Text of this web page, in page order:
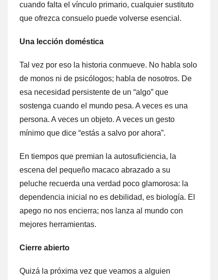
cuando falta el vínculo primario, cualquier sustituto
que ofrezca consuelo puede volverse esencial.
Una lección doméstica
Tal vez por eso la historia conmueve. No habla solo
de monos ni de psicólogos; habla de nosotros. De
esa necesidad persistente de un “algo” que
sostenga cuando el mundo pesa. A veces es una
persona. A veces un objeto. A veces un gesto
mínimo que dice “estás a salvo por ahora”.
En tiempos que premian la autosuficiencia, la
escena del pequeño macaco abrazado a su
peluche recuerda una verdad poco glamorosa: la
dependencia inicial no es debilidad, es biología. El
apego no nos encierra; nos lanza al mundo con
mejores herramientas.
Cierre abierto
Quizá la próxima vez que veamos a alguien